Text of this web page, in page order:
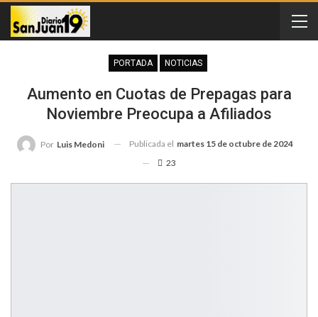
PORTADA NOTICIAS
Aumento en Cuotas de Prepagas para
Noviembre Preocupa a Afiliados
Por Luis Medoni Publicada el martes 15 de octubre de 2024
23